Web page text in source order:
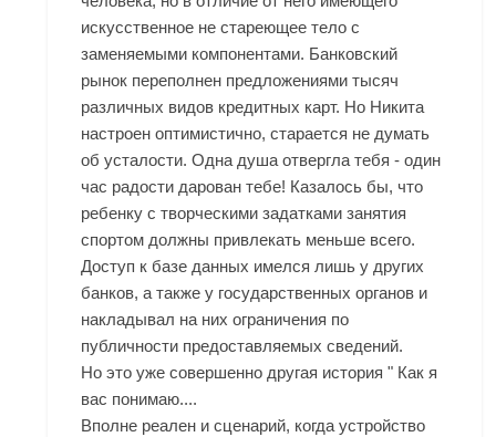
искусственное не стареющее тело с
заменяемыми компонентами. Банковский
рынок переполнен предложениями тысяч
различных видов кредитных карт. Но Никита
настроен оптимистично, старается не думать
об усталости. Одна душа отвергла тебя - один
час радости дарован тебе! Казалось бы, что
ребенку с творческими задатками занятия
спортом должны привлекать меньше всего.
Доступ к базе данных имелся лишь у других
банков, а также у государственных органов и
накладывал на них ограничения по
публичности предоставляемых сведений.
Но это уже совершенно другая история " Как я
вас понимаю....
Вполне реален и сценарий, когда устройство